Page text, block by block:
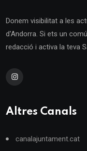
Donem visibilitat a les
d'Andorra. Si ets un
redacció i activa la teva
Altres Canals
canalajuntament.cat